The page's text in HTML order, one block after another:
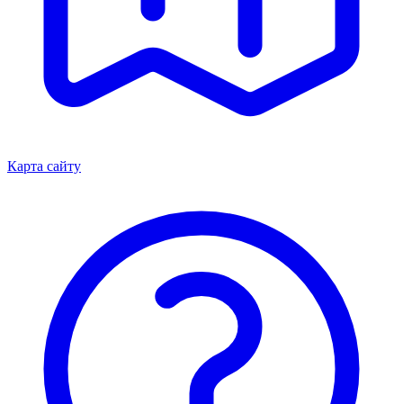
Карта сайту